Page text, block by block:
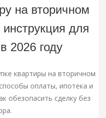
на вторичном
для
2026 году
квартиры на вторичном
оплаты, ипотека и
обезопасить сделку без